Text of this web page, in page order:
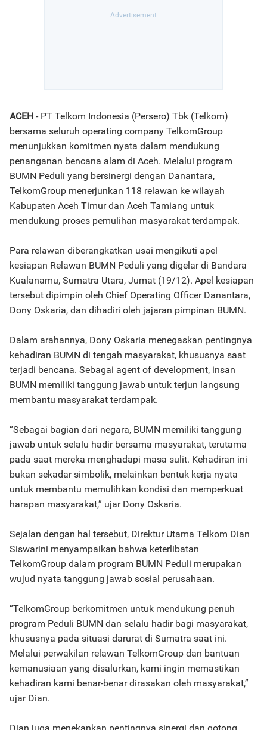
ACEH - PT Telkom Indonesia (Persero) Tbk (Telkom)
bersama seluruh operating company TelkomGroup
menunjukkan komitmen nyata dalam mendukung
penanganan bencana alam di Aceh. Melalui program
BUMN Peduli yang bersinergi dengan Danantara,
TelkomGroup menerjunkan 118 relawan ke wilayah
Kabupaten Aceh Timur dan Aceh Tamiang untuk
mendukung proses pemulihan masyarakat terdampak.
Para relawan diberangkatkan usai mengikuti apel
kesiapan Relawan BUMN Peduli yang digelar di Bandara
Kualanamu, Sumatra Utara, Jumat (19/12). Apel kesiapan
tersebut dipimpin oleh Chief Operating Officer Danantara,
Dony Oskaria, dan dihadiri oleh jajaran pimpinan BUMN.
Dalam arahannya, Dony Oskaria menegaskan pentingnya
kehadiran BUMN di tengah masyarakat, khususnya saat
terjadi bencana. Sebagai agent of development, insan
BUMN memiliki tanggung jawab untuk terjun langsung
membantu masyarakat terdampak.
“Sebagai bagian dari negara, BUMN memiliki tanggung
jawab untuk selalu hadir bersama masyarakat, terutama
pada saat mereka menghadapi masa sulit. Kehadiran ini
bukan sekadar simbolik, melainkan bentuk kerja nyata
untuk membantu memulihkan kondisi dan memperkuat
harapan masyarakat,” ujar Dony Oskaria.
Sejalan dengan hal tersebut, Direktur Utama Telkom Dian
Siswarini menyampaikan bahwa keterlibatan
TelkomGroup dalam program BUMN Peduli merupakan
wujud nyata tanggung jawab sosial perusahaan.
“TelkomGroup berkomitmen untuk mendukung penuh
program Peduli BUMN dan selalu hadir bagi masyarakat,
khususnya pada situasi darurat di Sumatra saat ini.
Melalui perwakilan relawan TelkomGroup dan bantuan
kemanusiaan yang disalurkan, kami ingin memastikan
kehadiran kami benar-benar dirasakan oleh masyarakat,”
ujar Dian.